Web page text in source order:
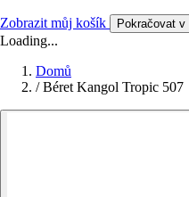
Zobrazit můj košík Pokračovat v
Loading...
Domů
/ Béret Kangol Tropic 507